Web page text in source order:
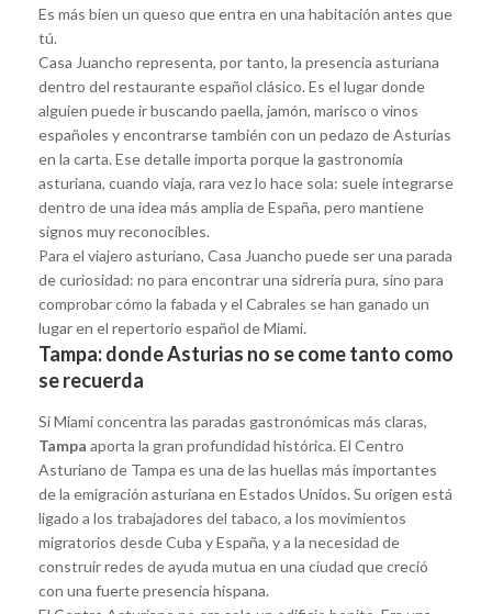
Es más bien un queso que entra en una habitación antes que
tú.
Casa Juancho representa, por tanto, la presencia asturiana
dentro del restaurante español clásico. Es el lugar donde
alguien puede ir buscando paella, jamón, marisco o vinos
españoles y encontrarse también con un pedazo de Asturias
en la carta. Ese detalle importa porque la gastronomía
asturiana, cuando viaja, rara vez lo hace sola: suele integrarse
dentro de una idea más amplia de España, pero mantiene
signos muy reconocibles.
Para el viajero asturiano, Casa Juancho puede ser una parada
de curiosidad: no para encontrar una sidrería pura, sino para
comprobar cómo la fabada y el Cabrales se han ganado un
lugar en el repertorio español de Miami.
Tampa: donde Asturias no se come tanto como
se recuerda
Si Miami concentra las paradas gastronómicas más claras,
Tampa aporta la gran profundidad histórica. El Centro
Asturiano de Tampa es una de las huellas más importantes
de la emigración asturiana en Estados Unidos. Su origen está
ligado a los trabajadores del tabaco, a los movimientos
migratorios desde Cuba y España, y a la necesidad de
construir redes de ayuda mutua en una ciudad que creció
con una fuerte presencia hispana.